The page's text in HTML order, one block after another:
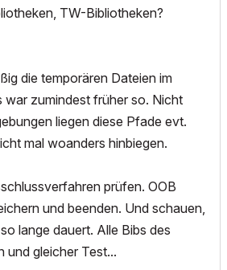
TW-Bibliotheken?
die temporären Dateien im
war zumindest früher so. Nicht
liegen diese Pfade evt.
mal woanders hinbiegen.
prüfen. OOB
und beenden. Und schauen,
lange dauert. Alle Bibs des
und gleicher Test...